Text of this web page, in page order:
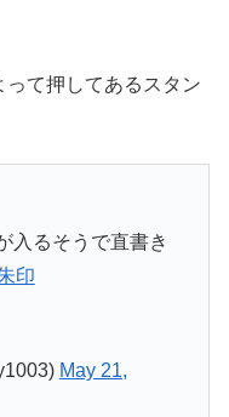
て押してあるスタン
入るそうで直書き
印
May 21,